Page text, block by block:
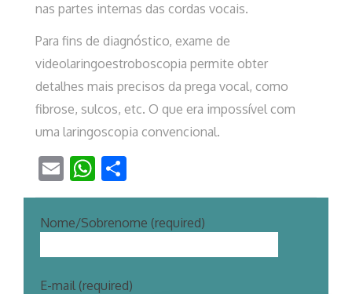
nas partes internas das cordas vocais.
Para fins de diagnóstico, exame de
videolaringoestroboscopia permite obter
detalhes mais precisos da prega vocal, como
fibrose, sulcos, etc. O que era impossível com
uma laringoscopia convencional.
Email WhatsApp
Nome/Sobrenome (required)
E-mail (required)